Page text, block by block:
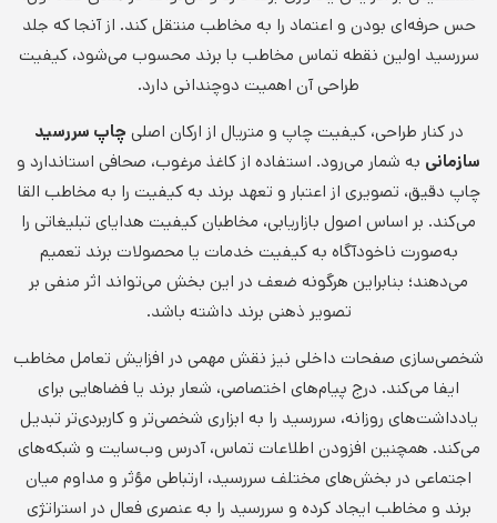
حس حرفه‌ای بودن و اعتماد را به مخاطب منتقل کند. از آنجا که جلد
سررسید اولین نقطه تماس مخاطب با برند محسوب می‌شود، کیفیت
طراحی آن اهمیت دوچندانی دارد.
در کنار طراحی، کیفیت چاپ و متریال از ارکان اصلیچاپ سررسید
سازمانی به شمار می‌رود. استفاده از کاغذ مرغوب، صحافی استاندارد و
چاپ دقیق، تصویری از اعتبار و تعهد برند به کیفیت را به مخاطب القا
می‌کند. بر اساس اصول بازاریابی، مخاطبان کیفیت هدایای تبلیغاتی را
به‌صورت ناخودآگاه به کیفیت خدمات یا محصولات برند تعمیم
می‌دهند؛ بنابراین هرگونه ضعف در این بخش می‌تواند اثر منفی بر
تصویر ذهنی برند داشته باشد.
شخصی‌سازی صفحات داخلی نیز نقش مهمی در افزایش تعامل مخاطب
ایفا می‌کند. درج پیام‌های اختصاصی، شعار برند یا فضاهایی برای
یادداشت‌های روزانه، سررسید را به ابزاری شخصی‌تر و کاربردی‌تر تبدیل
می‌کند. همچنین افزودن اطلاعات تماس، آدرس وب‌سایت و شبکه‌های
اجتماعی در بخش‌های مختلف سررسید، ارتباطی مؤثر و مداوم میان
برند و مخاطب ایجاد کرده و سررسید را به عنصری فعال در استراتژی